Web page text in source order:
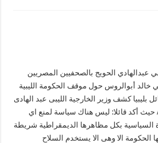
القبائل
وانصار
النظام
السابق
ومن
يسيطر
على
آبار
عبدالهادي الحويج بالصحفيين المصريين
أبوالروس حول موقف الحكومة الليبية
بليبيا كشف وزير الخارجية الليبى عبد الهادى
الحويج عبر لقاء بثته وكالة ANG حيث أكد قائلا: ليس هناك سياسة لمنع اي
السياسية بكل مظاهرها الديمقراطية شريطة
الحكومة الا وهى الا يستخدم السلاح